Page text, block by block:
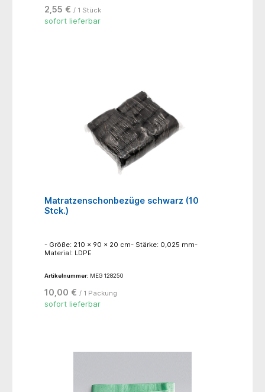
2,55 € / 1 Stück
sofort lieferbar
Matratzenschonbezüge schwarz (10
Stck.)
- Größe: 210 x 90 x 20 cm- Stärke: 0,025 mm-
Material: LDPE
Artikelnummer: MEG 128250
10,00 € / 1 Packung
sofort lieferbar